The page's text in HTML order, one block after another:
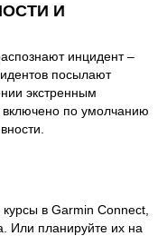
И
инцидент –
посылают
экстренным
включено по умолчанию
в Garmin Connect,
Или планируйте их на